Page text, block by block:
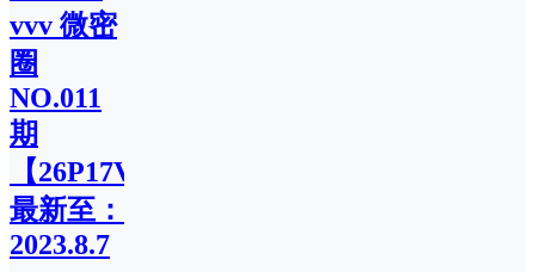
vvv 微密
圈
NO.011
期
【26P17V】
最新至：
2023.8.7